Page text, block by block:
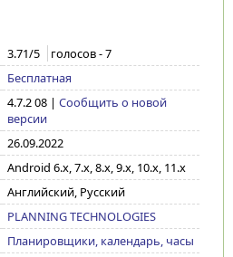
3.71/5 голосов -7
Бесплатная
4.7.2 08| Сообщить о новой
версии
26.09.2022
Android 6.x, 7.x, 8.x, 9.x, 10.x, 11.x
Английский, Русский
PLANNING TECHNOLOGIES
Планировщики, календарь, часы